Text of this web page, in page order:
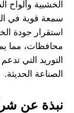
الخشبية وألواح
سمعة قوية في
استقرار جودة
محافظات، مما
التوريد التي
الصناعة الحديثة.
نبذة عن